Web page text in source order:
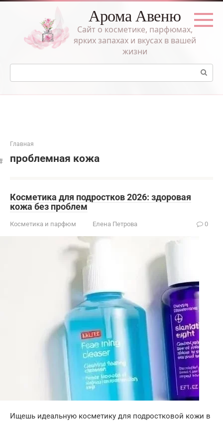
Перейти
Арома Авеню
Сайт о косметике, парфюмах,
ярких запахах и вкусах в вашей
жизни
Поиск:
Главная
проблемная кожа
Косметика для подростков 2026: здоровая
кожа без проблем
Косметика и парфюм Елена Петрова 0
Ищешь идеальную косметику для подростковой кожи в